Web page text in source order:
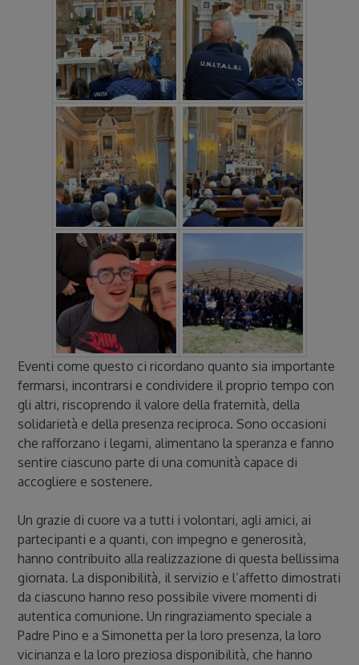
Eventi come questo ci ricordano quanto sia importante
fermarsi, incontrarsi e condividere il proprio tempo con
gli altri, riscoprendo il valore della fraternità, della
solidarietà e della presenza reciproca. Sono occasioni
che rafforzano i legami, alimentano la speranza e fanno
sentire ciascuno parte di una comunità capace di
accogliere e sostenere.
Un grazie di cuore va a tutti i volontari, agli amici, ai
partecipanti e a quanti, con impegno e generosità,
hanno contribuito alla realizzazione di questa bellissima
giornata. La disponibilità, il servizio e l’affetto dimostrati
da ciascuno hanno reso possibile vivere momenti di
autentica comunione. Un ringraziamento speciale a
Padre Pino e a Simonetta per la loro presenza, la loro
vicinanza e la loro preziosa disponibilità, che hanno